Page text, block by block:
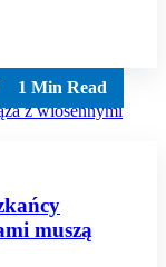
1 Min Read
muszą